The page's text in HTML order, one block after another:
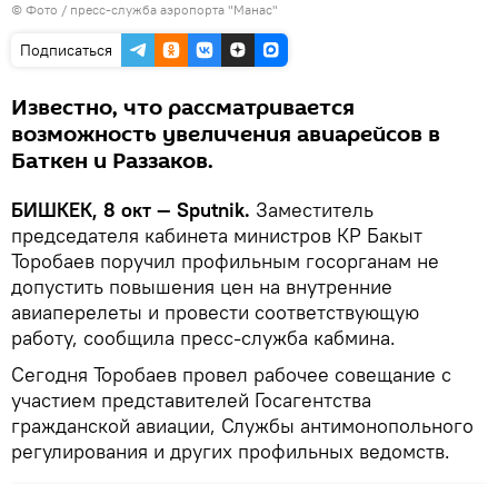
© Фото / пресс-служба аэропорта "Манас"
Подписаться
Известно, что рассматривается
возможность увеличения авиарейсов в
Баткен и Раззаков.
БИШКЕК, 8 окт — Sputnik. Заместитель
председателя кабинета министров КР Бакыт
Торобаев поручил профильным госорганам не
допустить повышения цен на внутренние
авиаперелеты и провести соответствующую
работу, сообщила пресс-служба кабмина.
Сегодня Торобаев провел рабочее совещание с
участием представителей Госагентства
гражданской авиации, Службы антимонопольного
регулирования и других профильных ведомств.